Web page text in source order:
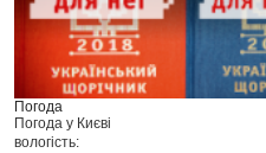
Погода
Погода у Києві
вологість: